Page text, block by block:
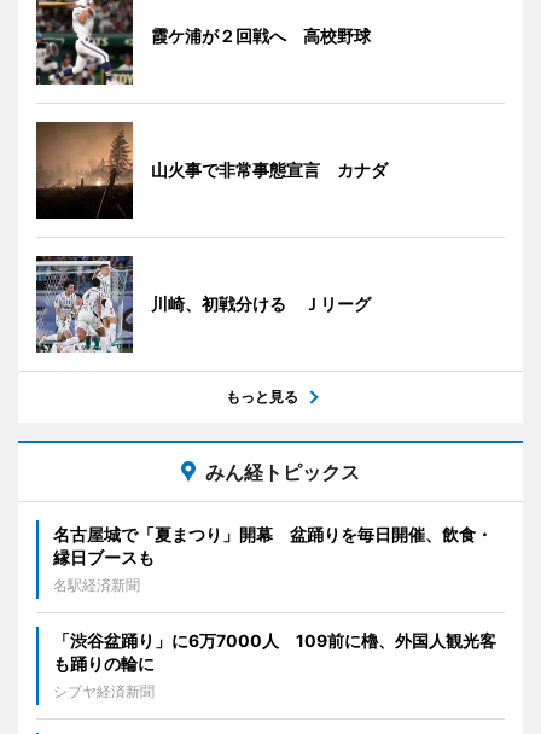
霞ケ浦が２回戦へ 高校野球
山火事で非常事態宣言 カナダ
川崎、初戦分ける Ｊリーグ
もっと見る
みん経トピックス
名古屋城で「夏まつり」開幕 盆踊りを毎日開催、飲食・
縁日ブースも
名駅経済新聞
「渋谷盆踊り」に6万7000人 109前に櫓、外国人観光客
も踊りの輪に
シブヤ経済新聞